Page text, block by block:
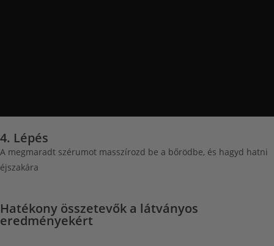
4. Lépés
A megmaradt szérumot masszírozd be a bőrödbe, és hagyd hatni
éjszakára
Hatékony összetevők a látványos
eredményekért